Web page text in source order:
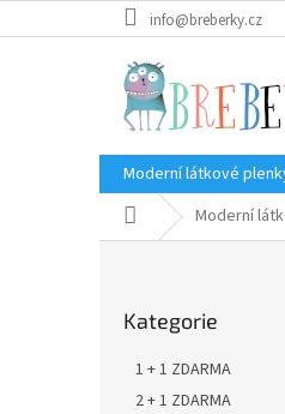
na
info@breberky.cz
Moderní látkové
Domů Moderní
kategorie
Kategorie
1 + 1 ZDARMA
2 + 1 ZDARMA